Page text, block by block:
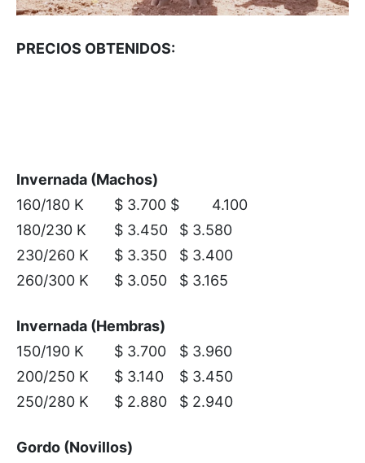
PRECIOS OBTENIDOS:
Invernada (Machos)
160/180 K
$ 3.700 $
4.100
180/230 K
$ 3.450
$ 3.580
230/260 K
$ 3.350
$ 3.400
260/300 K
$ 3.050 $ 3.165
Invernada (Hembras)
150/190 K
$ 3.700
$ 3.960
200/250 K
$ 3.140
$ 3.450
250/280 K
$ 2.880 $ 2.940
Gordo (Novillos)